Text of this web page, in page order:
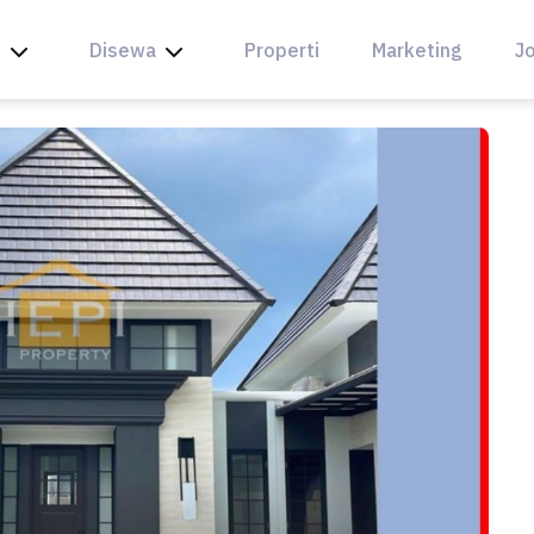
Disewa Properti Marketing